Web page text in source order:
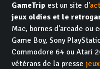
GameTrip est un site d'
jeux oldies et le
Mac, bornes d'arcade ou
Game Boy, Sony
Commodore 64 ou Atari
vétérans de la presse